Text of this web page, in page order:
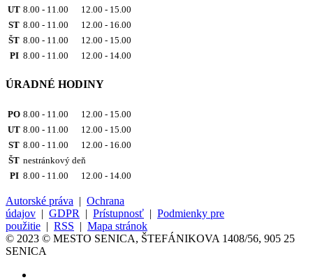
UT 8.00 - 11.00 12.00 - 15.00
ST 8.00 - 11.00 12.00 - 16.00
ŠT 8.00 - 11.00 12.00 - 15.00
PI 8.00 - 11.00 12.00 - 14.00
ÚRADNÉ HODINY
PO 8.00 - 11.00 12.00 - 15.00
UT 8.00 - 11.00 12.00 - 15.00
ST 8.00 - 11.00 12.00 - 16.00
ŠT nestránkový deň
PI 8.00 - 11.00 12.00 - 14.00
Autorské práva | Ochrana
údajov | GDPR | Prístupnosť | Podmienky pre
použitie | RSS | Mapa stránok
© 2023 © MESTO SENICA, ŠTEFÁNIKOVA 1408/56, 905 25
SENICA